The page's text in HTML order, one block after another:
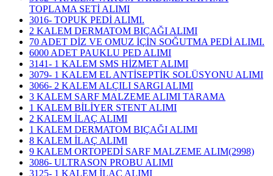
TOPLAMA SETİ ALIMI
3016- TOPUK PEDİ ALIMI.
2 KALEM DERMATOM BIÇAĞI ALIMI
70 ADET DİZ VE OMUZ İÇİN SOĞUTMA PEDİ ALIMI.
6000 ADET PAUKLU PED ALIMI
3141- 1 KALEM SMS HİZMET ALIMI
3079- 1 KALEM EL ANTİSEPTİK SOLÜSYONU ALIMI
3066- 2 KALEM ALÇILI SARGI ALIMI
3 KALEM SARF MALZEME ALIMI TARAMA
1 KALEM BİLİYER STENT ALIMI
2 KALEM İLAÇ ALIMI
1 KALEM DERMATOM BIÇAĞI ALIMI
8 KALEM İLAÇ ALIMI
9 KALEM ORTOPEDİ SARF MALZEME ALIM(2998)
3086- ULTRASON PROBU ALIMI
3125- 1 KALEM İLAÇ ALIMI